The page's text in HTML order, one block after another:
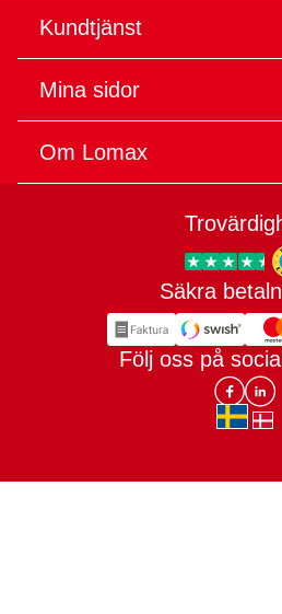
Kundtjänst
Mina sidor
Om Lomax
Säkra
Följ oss på
sv-SE